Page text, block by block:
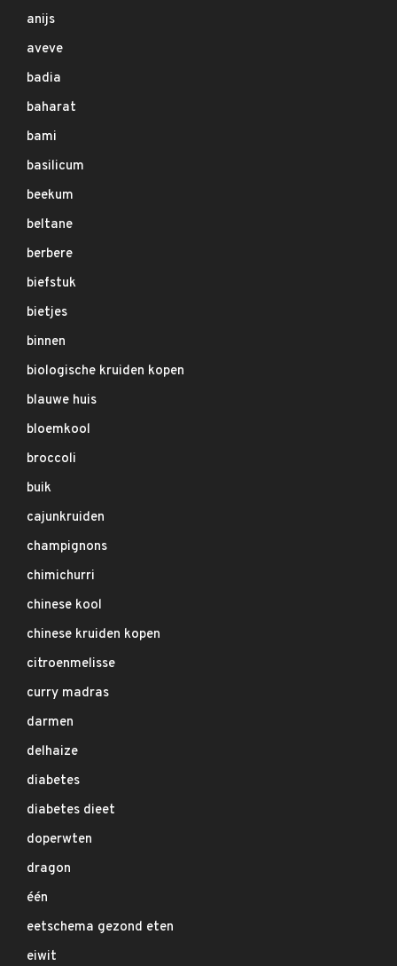
anijs
aveve
badia
baharat
bami
basilicum
beekum
beltane
berbere
biefstuk
bietjes
binnen
biologische kruiden kopen
blauwe huis
bloemkool
broccoli
buik
cajunkruiden
champignons
chimichurri
chinese kool
chinese kruiden kopen
citroenmelisse
curry madras
darmen
delhaize
diabetes
diabetes dieet
doperwten
dragon
één
eetschema gezond eten
eiwit